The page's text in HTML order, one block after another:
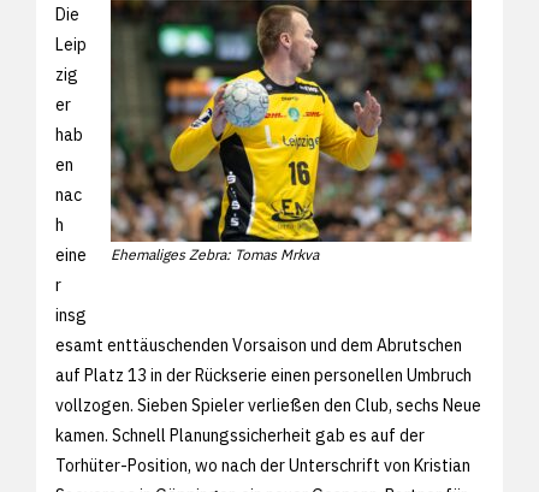
Ehemaliges Zebra: Tomas Mrkva
Die
Leip
zig
er
hab
en
nac
h
eine
r
insg
esamt enttäuschenden Vorsaison und dem Abrutschen
auf Platz 13 in der Rückserie einen personellen Umbruch
vollzogen. Sieben Spieler verließen den Club, sechs Neue
kamen. Schnell Planungssicherheit gab es auf der
Torhüter-Position, wo nach der Unterschrift von Kristian